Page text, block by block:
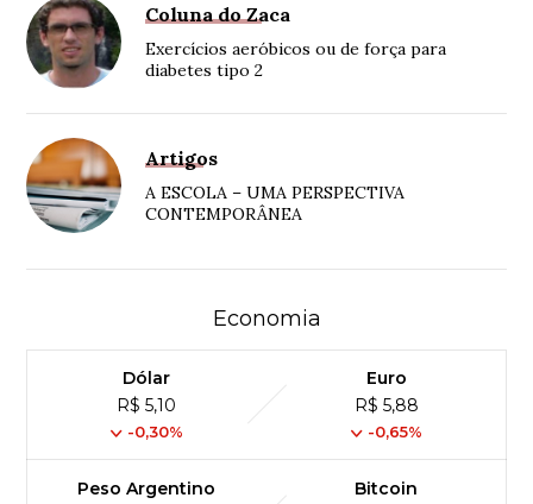
Coluna do Zaca
Exercícios aeróbicos ou de força para
diabetes tipo 2
Artigos
A ESCOLA – UMA PERSPECTIVA
CONTEMPORÂNEA
Economia
Dólar
R$ 5,10
-0,30%
Euro
R$ 5,88
-0,65%
Peso Argentino
Bitcoin